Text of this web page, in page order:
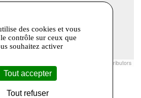
contributors
des cookies et vous
contrôle sur ceux que
souhaitez activer
Tout accepter
Tout refuser